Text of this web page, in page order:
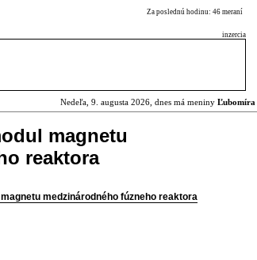
Za poslednú hodinu: 46 meraní
inzercia
Nedeľa, 9. augusta 2026, dnes má meniny Ľubomíra
magnetu
reaktora
medzinárodného fúzneho reaktora